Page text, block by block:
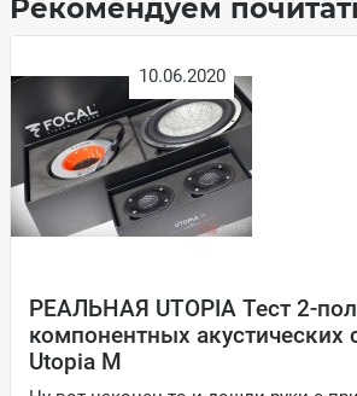
Рекомендуем
10.06.2020
РЕАЛЬНАЯ UTOPIA Тест 2-
компонентных акустических
Utopia M